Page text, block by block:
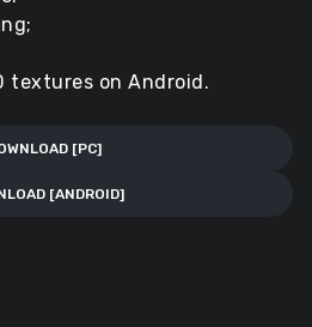
textures on Android.
[PC]
[ANDROID]